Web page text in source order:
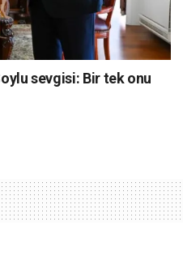
sevgisi: Bir tek onu